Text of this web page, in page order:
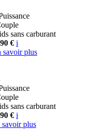
sans carburant
€ i
savoir plus
sans carburant
€ i
savoir plus